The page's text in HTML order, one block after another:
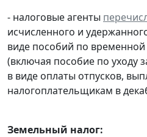
- налоговые агенты
исчисленного и
виде пособий по
(включая пособие по уходу
в виде оплаты отпусков,
налогоплательщикам в
Земельный налог: